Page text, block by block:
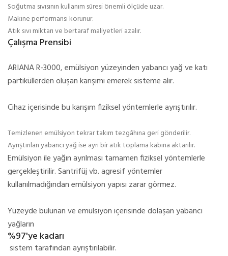
Soğutma sıvısının kullanım süresi önemli ölçüde uzar.
Makine performansı korunur.
Atık sıvı miktarı ve bertaraf maliyetleri azalır.
Çalışma Prensibi
ARIANA R-3000, emülsiyon yüzeyinden yabancı yağ ve katı
partiküllerden oluşan karışımı emerek sisteme alır.
Cihaz içerisinde bu karışım fiziksel yöntemlerle ayrıştırılır.
Temizlenen emülsiyon tekrar takım tezgâhına geri gönderilir.
Ayrıştırılan yabancı yağ ise ayrı bir atık toplama kabına aktarılır.
Emülsiyon ile yağın ayrılması tamamen fiziksel yöntemlerle
gerçekleştirilir. Santrifüj vb. agresif yöntemler
kullanılmadığından emülsiyon yapısı zarar görmez.
Yüzeyde bulunan ve emülsiyon içerisinde dolaşan yabancı
yağların
%97'ye kadarı
sistem tarafından ayrıştırılabilir.